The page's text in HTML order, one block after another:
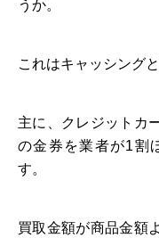
うか。
これはキャッシング
主に、クレジットカ
の金券を業者が1割
す。
買取金額が商品金額